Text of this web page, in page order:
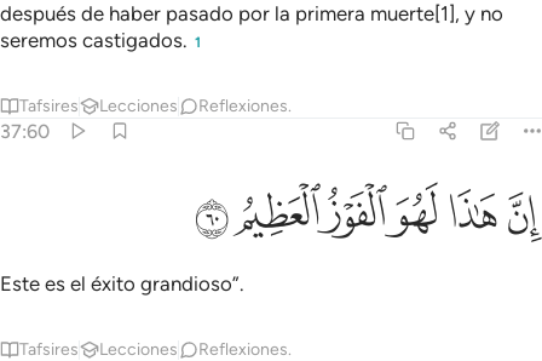
después de haber pasado por la primera muerte[1], y no
seremos castigados. 1
Tafsires Lecciones Reflexiones.
37:60
ان هاذا لهو الفوز العظيم ٦٠
إِنَّ هَـٰذَا لَهُوَ ٱلْفَوْزُ ٱلْعَظِيمُ ٦٠
ﱱﱲﱳﱴﱵﱶ
Este es el éxito grandioso”.
Tafsires Lecciones Reflexiones.